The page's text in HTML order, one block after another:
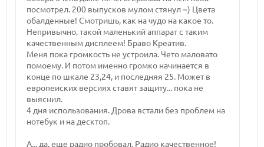
посмотрел. 200 выпусков мулом стянул =) Цвета
обалденные! Смотришь, как на чудо на какое то.
Непривычно, такой маленький аппарат с таким
качественным дисплеем! Браво Креатив.
Меня пока громкость не устроила. Чето маловато
помоему. И потом именно громко начинается в
конце по шкале 23,24, и последняя 25. Может в
европеиских версиях ставят защиту... пока не
выяснил.
4 дня использования. Дрова встали без проблем на
нотебук и на десктоп.
А... да, еще радио пробовал. Радио качественное!